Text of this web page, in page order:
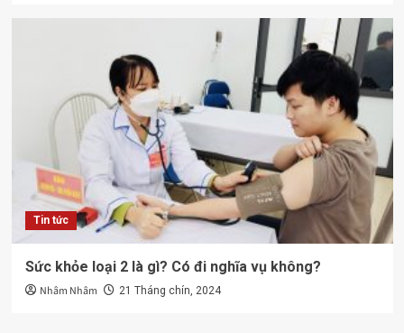
Tin tức
Sức khỏe loại 2 là gì? Có đi nghĩa vụ không?
Nhâm Nhâm 21 Tháng chín, 2024